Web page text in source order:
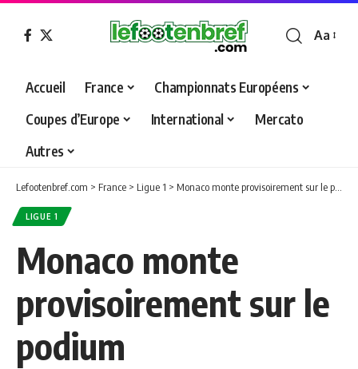
Font
Aa
Accueil France
Championnats Européens
Coupes d’Europe
International
Mercato
Autres
Lefootenbref.com > France > Ligue 1 > Monaco monte provisoirement sur le podium
LIGUE 1
Monaco monte
provisoirement sur le
podium